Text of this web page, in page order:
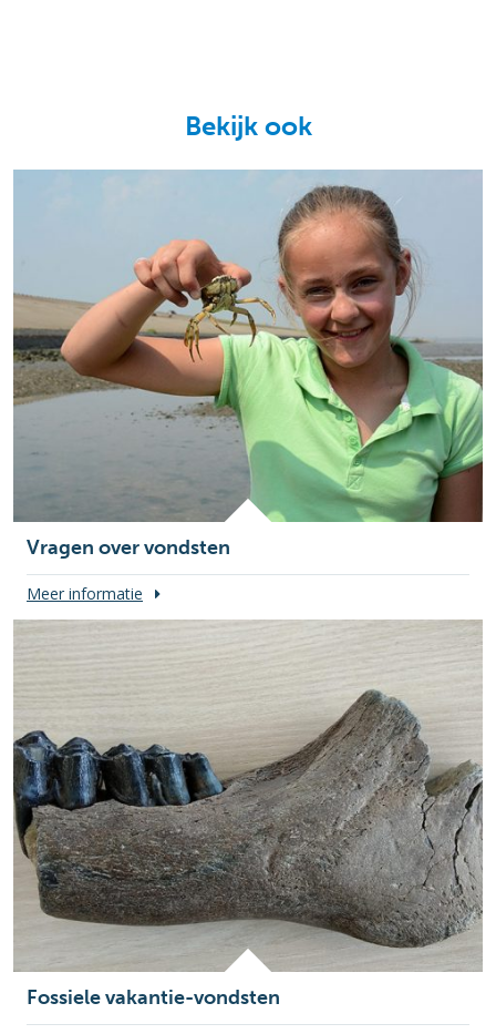
Bekijk ook
Vragen over vondsten
Meer informatie
Fossiele vakantie-vondsten